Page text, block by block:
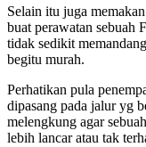
Selain itu juga
buat perawatan sebuah
tidak sedikit
begitu murah.
Perhatikan pula
dipasang pada jalur yg
melengkung agar
lebih lancar atau tak